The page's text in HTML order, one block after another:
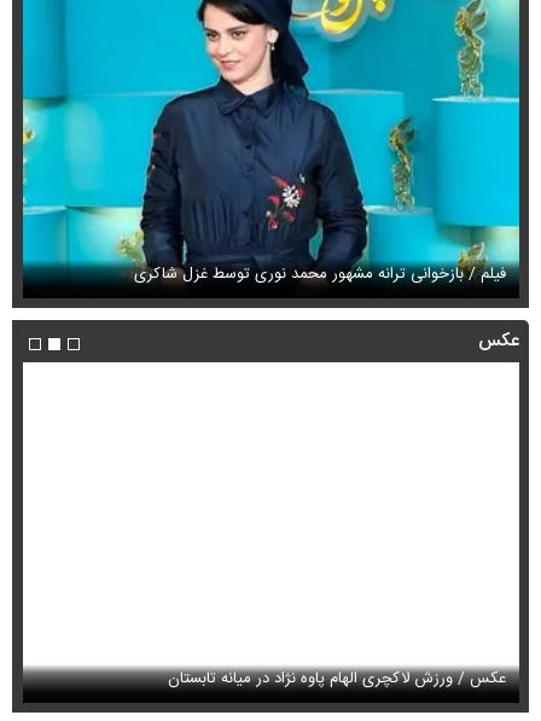
فیلم / تصادف عجیب یک خانم کوئیک سوار در پارکینگ آپارتمان
عکس
عکس / حمله لفظی نماینده جبهه پایداری به پزشکیان